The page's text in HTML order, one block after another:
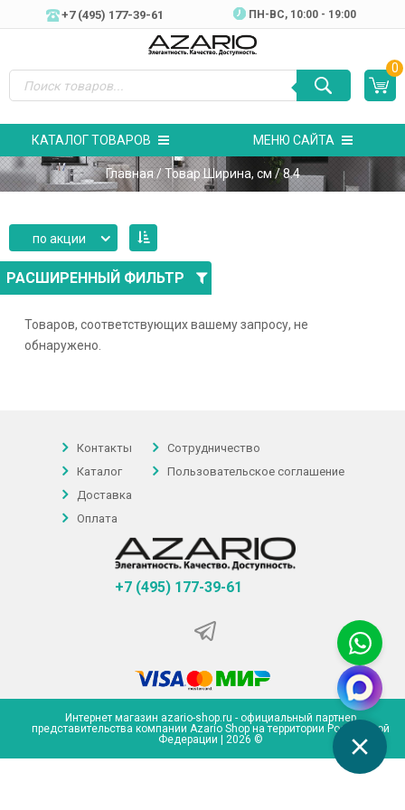
+7 (495) 177-39-61 ПН-ВC, 10:00 - 19:00
0
КАТАЛОГ ТОВАРОВ МЕНЮ САЙТА
Главная / Товар Ширина, см / 8.4
РАСШИРЕННЫЙ ФИЛЬТР
по акции
Товаров, соответствующих вашему запросу, не
обнаружено.
Контакты
Каталог
Доставка
Оплата
Сотрудничество
Пользовательское соглашение
+7 (495) 177-39-61
Интернет магазин azario-shop.ru - официальный партнер
представительства компании Azario Shop на территории Российской
Федерации | 2026 ©